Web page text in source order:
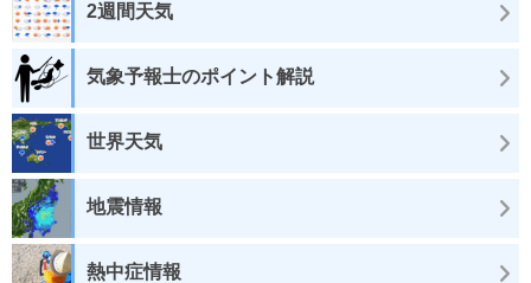
2週間天気
気象予報士のポイント解説
世界天気
地震情報
熱中症情報